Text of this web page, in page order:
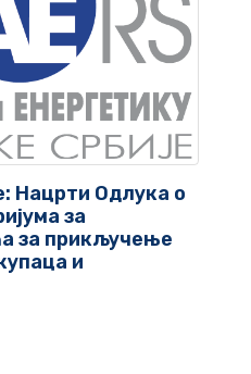
Нацрти Одлука о
за
за прикључење
и